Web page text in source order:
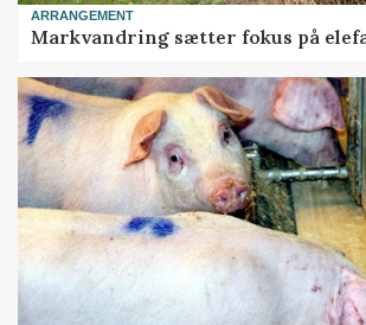
ARRANGEMENT
Markvandring sætter fokus på